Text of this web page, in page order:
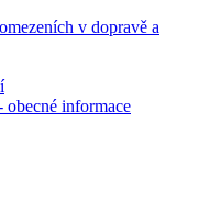
v dopravě a
obecné informace